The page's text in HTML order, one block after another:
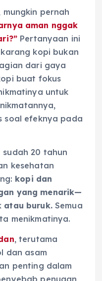
pernah
aman nggak
Pertanyaan ini
kopi bukan
dari gaya
buat fokus
untuk
soal efeknya pada
20 tahun
kesehatan
kopi dan
yang menarik—
atau buruk.Semua
menikmatinya.
, terutama
dan asam
penting dalam